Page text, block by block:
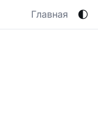
Главная 🌓